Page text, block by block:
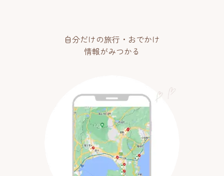
自分だけの旅行・おでかけ
情報がみつかる